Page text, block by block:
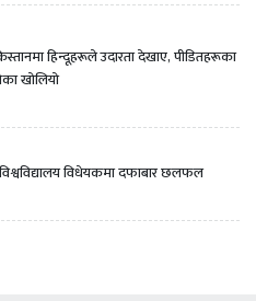
हिन्दूहरूले उदारता देखाए, पीडितहरूका
खोलियो
विधेयकमा दफाबार छलफल